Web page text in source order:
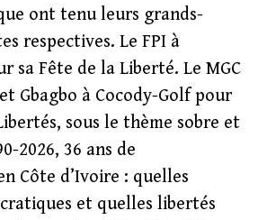
ont tenu leurs grands-
respectives. Le FPI à
sa Fête de la Liberté. Le MGC
Gbagbo à Cocody-Golf pour
sous le thème sobre et
2026, 36 ans de
Côte d’Ivoire : quelles
et quelles libertés